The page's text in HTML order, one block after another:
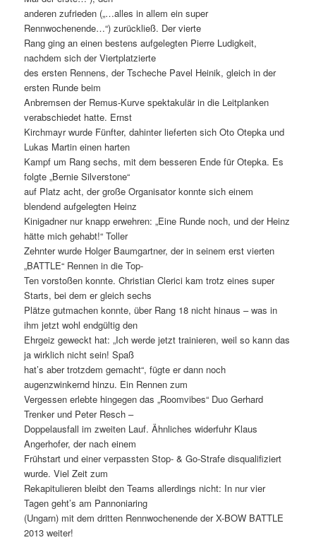
anderen zufrieden („…alles in allem ein super
Rennwochenende…“) zurückließ. Der vierte
Rang ging an einen bestens aufgelegten Pierre Ludigkeit,
nachdem sich der Viertplatzierte
des ersten Rennens, der Tscheche Pavel Heinik, gleich in der
ersten Runde beim
Anbremsen der Remus-Kurve spektakulär in die Leitplanken
verabschiedet hatte. Ernst
Kirchmayr wurde Fünfter, dahinter lieferten sich Oto Otepka und
Lukas Martin einen harten
Kampf um Rang sechs, mit dem besseren Ende für Otepka. Es
folgte „Bernie Silverstone“
auf Platz acht, der große Organisator konnte sich einem
blendend aufgelegten Heinz
Kinigadner nur knapp erwehren: „Eine Runde noch, und der Heinz
hätte mich gehabt!“ Toller
Zehnter wurde Holger Baumgartner, der in seinem erst vierten
„BATTLE“ Rennen in die Top-
Ten vorstoßen konnte. Christian Clerici kam trotz eines super
Starts, bei dem er gleich sechs
Plätze gutmachen konnte, über Rang 18 nicht hinaus – was in
ihm jetzt wohl endgültig den
Ehrgeiz geweckt hat: „Ich werde jetzt trainieren, weil so kann das
ja wirklich nicht sein! Spaß
hat’s aber trotzdem gemacht“, fügte er dann noch
augenzwinkernd hinzu. Ein Rennen zum
Vergessen erlebte hingegen das „Roomvibes“ Duo Gerhard
Trenker und Peter Resch –
Doppelausfall im zweiten Lauf. Ähnliches widerfuhr Klaus
Angerhofer, der nach einem
Frühstart und einer verpassten Stop- & Go-Strafe disqualifiziert
wurde. Viel Zeit zum
Rekapitulieren bleibt den Teams allerdings nicht: In nur vier
Tagen geht’s am Pannoniaring
(Ungarn) mit dem dritten Rennwochenende der X-BOW BATTLE
2013 weiter!